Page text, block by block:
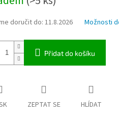
doručit do:11.8.2026 Možnosti
Přidat do košíku
ZEPTAT SE HLÍDAT